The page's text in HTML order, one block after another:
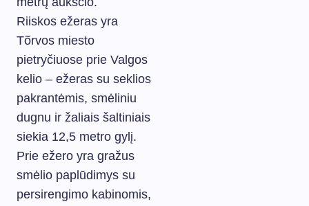
Riiskos ežeras yra
Tõrvos miesto
pietryčiuose prie Valgos
kelio – ežeras su seklios
pakrantėmis, smėliniu
dugnu ir žaliais šaltiniais
siekia 12,5 metro gylį.
Prie ežero yra gražus
smėlio paplūdimys su
persirengimo kabinomis,